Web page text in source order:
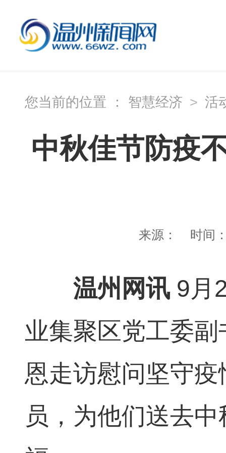
您当前的位置 ： 智慧经济 > 活
中秋佳节防疫
来源： 时间
温州网讯 9月
业集聚区党工委
恩走访慰问坚守
员，为他们送去